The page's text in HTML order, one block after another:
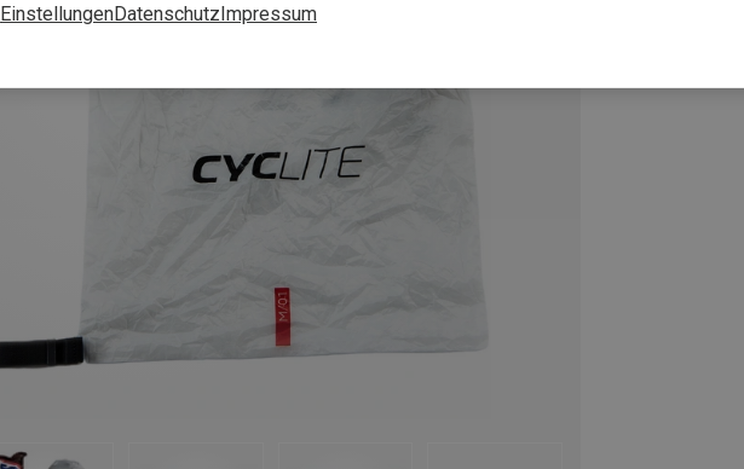
EinstellungenDatenschutzImpressum